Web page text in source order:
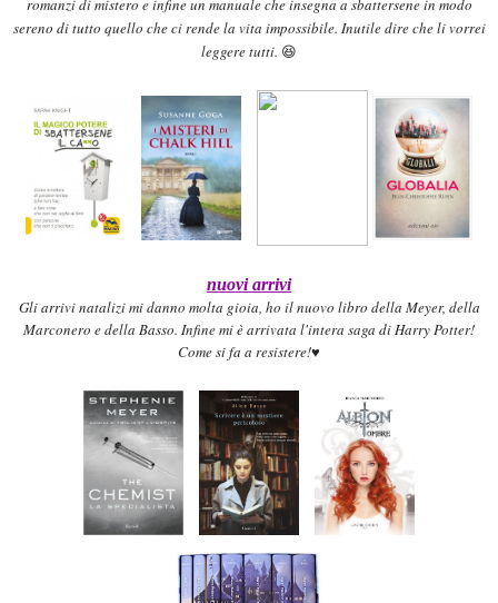
sereno di tutto quello che ci rende la vita impossibile. Inutile dire che li vorrei
leggere tutti. 😆
nuovi arrivi
Gli arrivi natalizi mi danno molta gioia , ho il nuovo libro della Meyer, della
Marconero e della Basso. Infine miè arrivata l'intera saga di Harry Potter!
Come si fa a resistere!♥